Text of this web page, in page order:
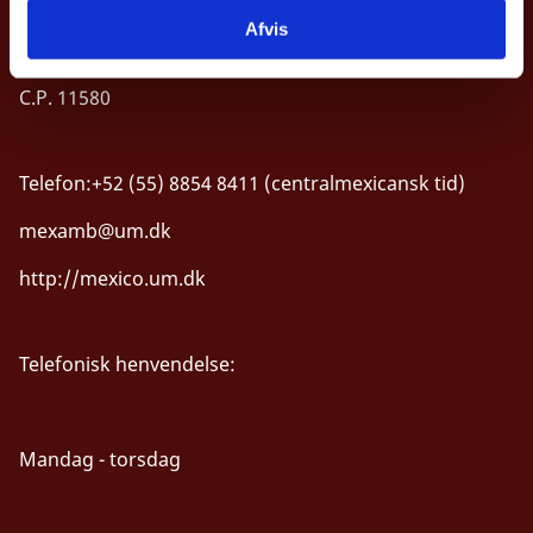
Afvis
Ciudad de México
C.P. 11580
Telefon:+52 (55) 8854 8411 (centralmexicansk tid)
mexamb@um.dk
http://mexico.um.dk
Telefonisk henvendelse:
Mandag - torsdag